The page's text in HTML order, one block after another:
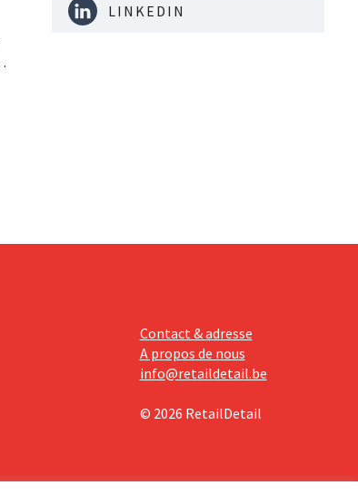
LINKEDIN
Contact & adresse
A propos de nous
info@retaildetail.be
© 2026 RetailDetail